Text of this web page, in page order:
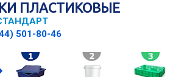
ПЛАСТИКОВЫЕ
501-80-46